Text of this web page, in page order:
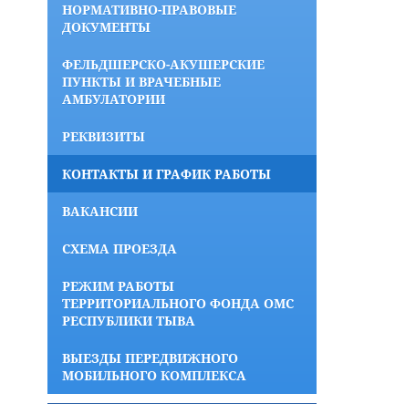
НОРМАТИВНО-ПРАВОВЫЕ
ДОКУМЕНТЫ
ФЕЛЬДШЕРСКО-АКУШЕРСКИЕ
ПУНКТЫ И ВРАЧЕБНЫЕ
АМБУЛАТОРИИ
РЕКВИЗИТЫ
КОНТАКТЫ И ГРАФИК РАБОТЫ
ВАКАНСИИ
СХЕМА ПРОЕЗДА
РЕЖИМ РАБОТЫ
ТЕРРИТОРИАЛЬНОГО ФОНДА ОМС
РЕСПУБЛИКИ ТЫВА
ВЫЕЗДЫ ПЕРЕДВИЖНОГО
МОБИЛЬНОГО КОМПЛЕКСА